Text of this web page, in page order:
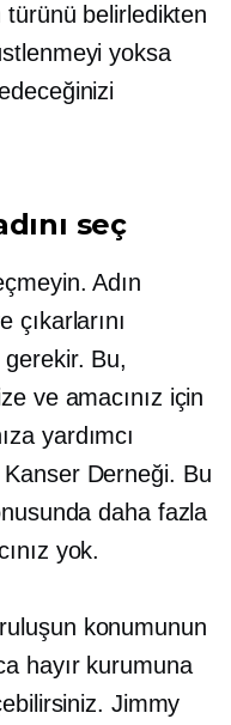
türünü belirledikten
yoksa
seç
Adın
çıkarlarını
gerekir. Bu,
ve amacınız için
yardımcı
Derneği. Bu
daha fazla
yok.
konumunun
hayır kurumuna
Jimmy